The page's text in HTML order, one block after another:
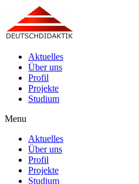
Aktuelles
Über uns
Profil
Projekte
Studium
Menu
Aktuelles
Über uns
Profil
Projekte
Studium